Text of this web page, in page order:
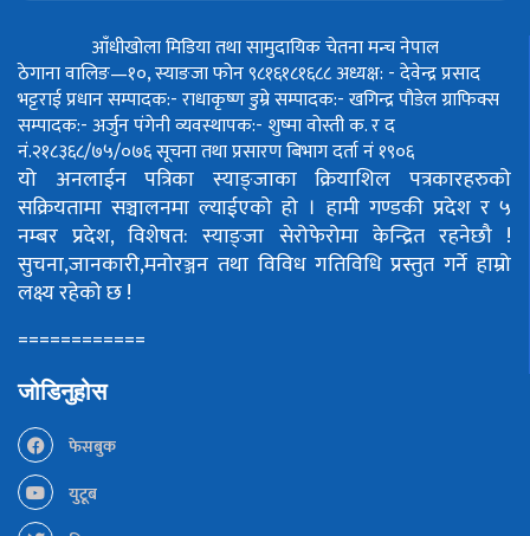
आँधीखोला मिडिया तथा सामुदायिक चेतना मन्च नेपाल
ठेगाना वालिङ—१०, स्याङजा फोन ९८१६१८१६८८अध्यक्ष: - देवेन्द्र प्रसाद
भट्टराईप्रधान सम्पादक:- राधाकृष्ण डुम्रेसम्पादक:- खगिन्द्र पौडेलग्राफिक्स
सम्पादक:- अर्जुन पंगेनीव्यवस्थापक:- शुष्मा वोस्तीक. र द
नं.२१८३६८/७५/०७६सूचना तथा प्रसारण बिभाग दर्ता नं १९०६
यो अनलाईन पत्रिका स्याङ्जाका क्रियाशिल पत्रकारहरुको
सक्रियतामा सञ्चालनमा ल्याईएको हो । हामी गण्डकी प्रदेश र ५
नम्बर प्रदेश, विशेषत: स्याङ्जा सेरोफेरोमा केन्द्रित रहनेछौ !
सुचना,जानकारी,मनोरञ्जन तथा विविध गतिविधि प्रस्तुत गर्ने हाम्रो
लक्ष्य रहेको छ !
============
जोडिनुहोस
फेसबुक
युटूब